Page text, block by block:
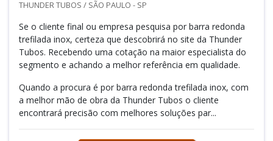
THUNDER TUBOS / SÃO PAULO - SP
Se o cliente final ou empresa pesquisa por barra redonda
trefilada inox, certeza que descobrirá no site da Thunder
Tubos. Recebendo uma cotação na maior especialista do
segmento e achando a melhor referência em qualidade.
Quando a procura é por barra redonda trefilada inox, com
a melhor mão de obra da Thunder Tubos o cliente
encontrará precisão com melhores soluções par...